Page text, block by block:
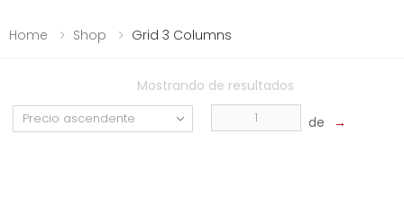
Home Shop Grid 3 Columns
Mostrando de resultados
de →